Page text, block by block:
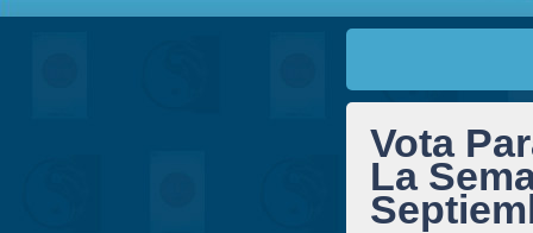
Vota
La